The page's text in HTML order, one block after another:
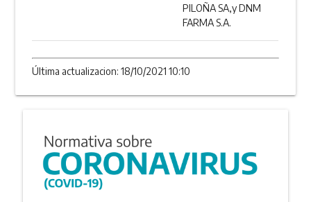
PILOÑA SA,y DNM
FARMA S.A.
Última actualizacion: 18/10/2021 10:10